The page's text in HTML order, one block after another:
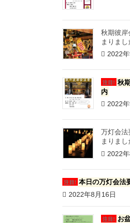
秋期彼岸
まりまし
2022
注目! 秋
内
2022
万灯会法
まりまし
2022
注目! 本日の万灯会法
2022年8月16日
注目! お